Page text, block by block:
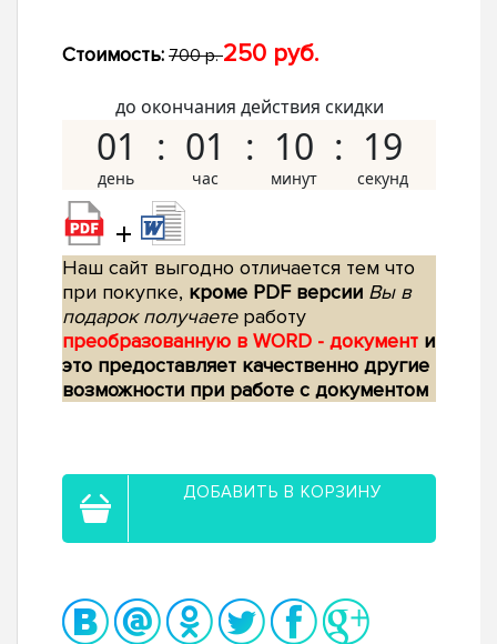
Стоимость: 700 р.250 руб.
до окончания действия скидки
01 01 10 18
+
Наш сайт выгодно отличается тем что
при покупке, кроме PDF версии Вы в
подарок получаетеработу
преобразованную в WORD - документ и
это предоставляет качественно другие
возможности при работе с документом
ДОБАВИТЬ В КОРЗИНУ